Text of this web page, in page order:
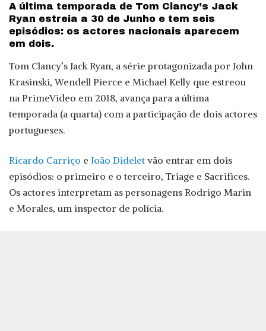
A última temporada de Tom Clancy’s Jack
Ryan estreia a 30 de Junho e tem seis
episódios: os actores nacionais aparecem
em dois.
Tom Clancy’s Jack Ryan, a série protagonizada por John
Krasinski, Wendell Pierce e Michael Kelly que estreou
na PrimeVideo em 2018, avança para a última
temporada (a quarta) com a participação de dois actores
portugueses.
Ricardo Carriço e João Didelet vão entrar em dois
episódios: o primeiro e o terceiro, Triage e Sacrifices.
Os actores interpretam as personagens Rodrigo Marin
e Morales, um inspector de polícia.